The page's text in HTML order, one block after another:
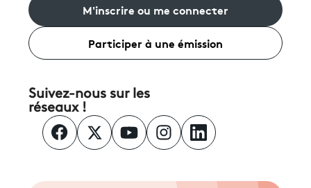
M'inscrire ou me connecter
Participer à une émission
Suivez-nous sur les
réseaux !